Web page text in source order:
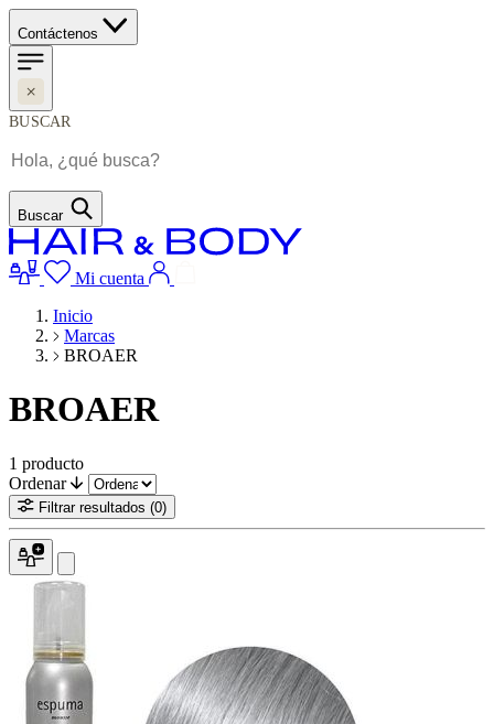
Contáctenos
BUSCAR
Buscar
Mi cuenta
Inicio
Marcas
BROAER
BROAER
1 producto
Ordenar
Filtrar resultados (0)